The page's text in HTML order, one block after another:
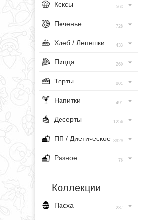
Кексы 563
Печенье 728
Хлеб / Лепешки 433
Пицца 260
Торты 801
Напитки 491
Десерты 1256
ПП / Диетическое 3929
Разное 76
Коллекции
Пасха 237